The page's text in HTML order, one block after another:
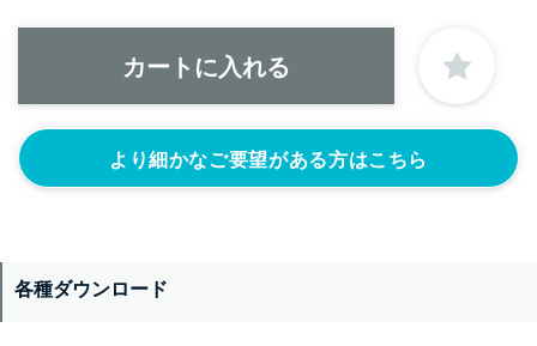
より細かなご要望がある方はこちら
各種ダウンロード